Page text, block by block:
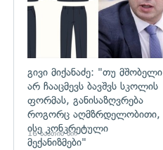
გივი მიქანაძე: "თუ მშობელი
არ ჩააცმევს ბავშვს სკოლის
ფორმას, განისაზღვრება
როგორც აღმზრდელობითი,
ისე კონკრეტული
მექანიზმები"
16 საათის წინ